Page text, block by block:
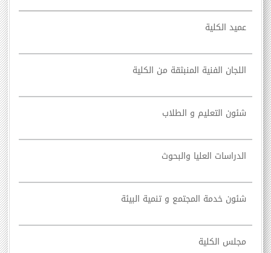
عميد الكلية
اللجان الفنية المنبثقة من الكلية
شئون التعليم و الطلاب
الدراسات العليا والبحوث
شئون خدمة المجتمع و تنمية البيئة
مجلس الكلية